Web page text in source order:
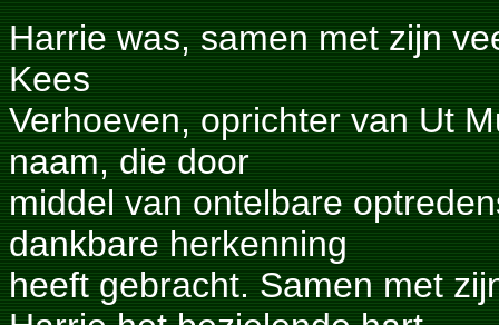
Harrie was, samen met zijn
Kees
Verhoeven, oprichter van Ut
naam, die door
middel van ontelbare
dankbare herkenning
heeft gebracht. Samen met